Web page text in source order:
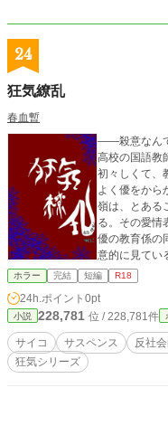
24
狂気繚乱
春血暫
――殺意なんて
高校の国語教
初々しくて、
よく優をから
嶺は、とある
る。その愛情
優の教育係の
意的に見ている。 優は、どちらの好意に応え
れとも、応えないのか。 同じ男を
ホラー 完結 短編 R18
24h.ポイント 0pt
小説 228,781 位 / 228,781件
サイコ サスペンス 反社
狂気シリーズ